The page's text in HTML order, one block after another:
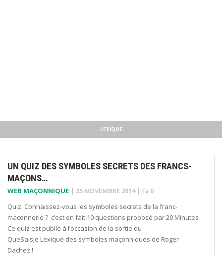
LEXIQUE
UN QUIZ DES SYMBOLES SECRETS DES FRANCS-
MAÇONS…
WEB MAÇONNIQUE | 25 NOVEMBRE 2014 |
0
Quiz: Connaissez-vous les symboles secrets de la franc-
maçonnerie ? c’est en fait 10 questions proposé par 20 Minutes
Ce quiz est publié à l’occasion de la sortie du
QueSaisJe Lexique des symboles maçonniques de Roger
Dachez !